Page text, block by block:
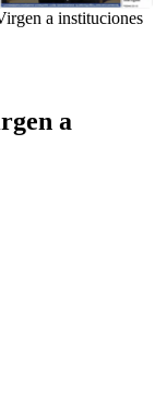
a instituciones
a